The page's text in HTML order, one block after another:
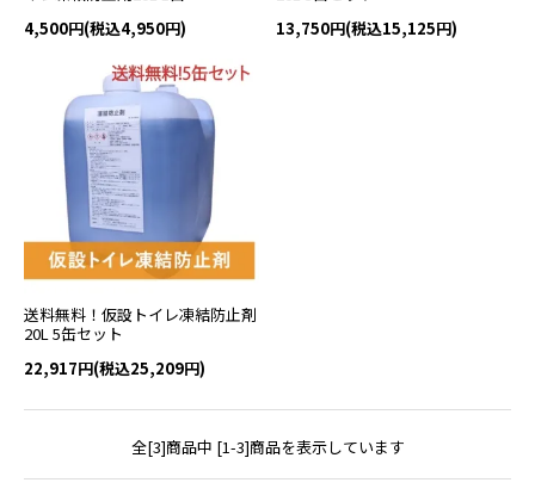
4,500円(税込4,950円)
13,750円(税込15,125円)
送料無料！仮設トイレ凍結防止剤
20L 5缶セット
22,917円(税込25,209円)
全[3]商品中 [1-3]商品を表示しています